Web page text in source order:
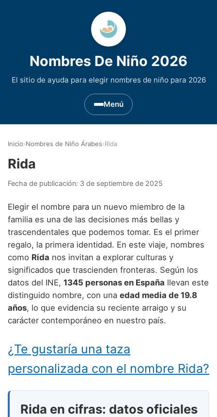
Nombres De Niño 2026
El sitio de ayuda para elegir nombres de niño para 2026
Menú
Nombres de niño que empiezan por D
Nombres de niño que empiezan por E
Nombres de niño que empiezan por F
Nombres de niño que empiezan por G
Nombres de niño que empiezan por H
Nombres de niño que empiezan por I
Nombres de niño que empiezan por J
Nombres de niño que empiezan por K
Nombres de niño que empiezan por L
Nombres de Niño Asturianos
Nombres de Niño Baleares
Nombres de Niño Cantabros
Nombres de Niño Castellanos
Nombres de Niño Catalanes
Nombres de Niño Extremeños
Nombres de Niño Gallegos
Nombres de Niño Madrileños
Nombres de Niño Navarros
Nombres de Niño Celtas
Nombres de Niño Egipcios
Nombres de Niño Griegos
Nombres de Niño Mitologicos
Nombres de Niño Romanos
Nombres de Niño Vikingos
Nombres de Niño Alemanes
Nombres de Niño Americanos
Nombres de Niño Arabes
Nombres de Niño Chinos
Nombres de Niño Franceses
Nombres de Niño Hispanoamericanos
Nombres de Niño Italianos
Nombres de Niño Japoneses
Nombres de Niño Marroquíes
Buscar
Inicio›Nombres de Niño Árabes›Rida
Rida
Fecha de publicación: 3 de septiembre de 2025
Elegir el nombre para un nuevo miembro de la
familia es una de las decisiones más bellas y
trascendentales que podemos tomar. Es el primer
regalo, la primera identidad. En este viaje, nombres
como Rida nos invitan a explorar culturas y
significados que trascienden fronteras. Según los
datos del INE, 1345 personas en España llevan este
distinguido nombre, con una edad media de 19.8
años, lo que evidencia su reciente arraigo y su
carácter contemporáneo en nuestro país.
¿Te gustaría una taza
personalizada con el nombre Rida?
Rida en cifras: datos oficiales